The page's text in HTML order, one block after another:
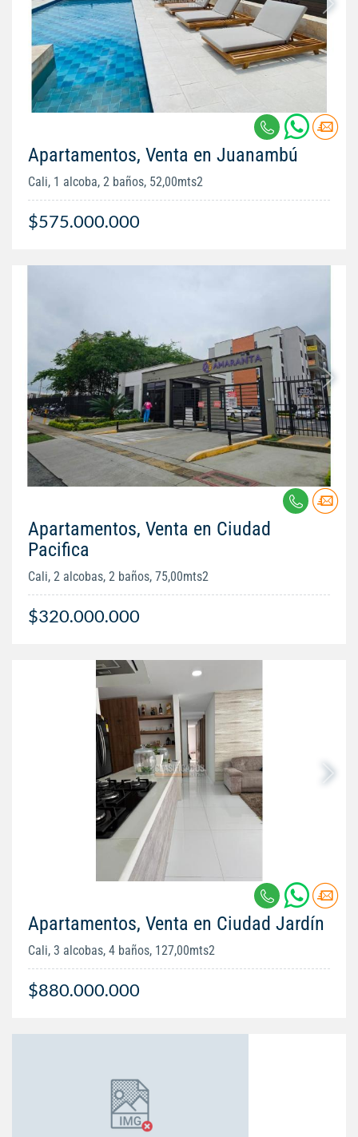
Apartamentos, Venta en Juanambú
Cali, 1 alcoba, 2 baños, 52,00mts2
$575.000.000
Apartamentos, Venta en Ciudad
Pacifica
Cali, 2 alcobas, 2 baños, 75,00mts2
$320.000.000
Apartamentos, Venta en Ciudad Jardín
Cali, 3 alcobas, 4 baños, 127,00mts2
$880.000.000